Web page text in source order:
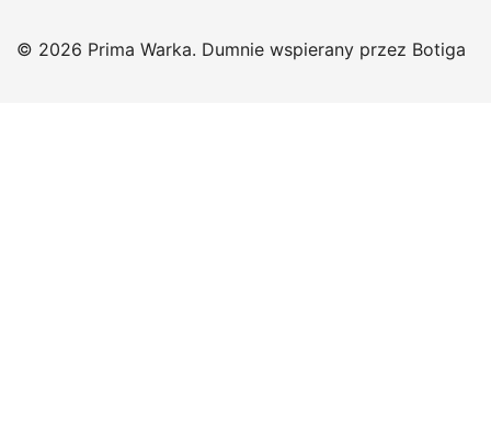
© 2026 Prima Warka. Dumnie wspierany przez Botiga